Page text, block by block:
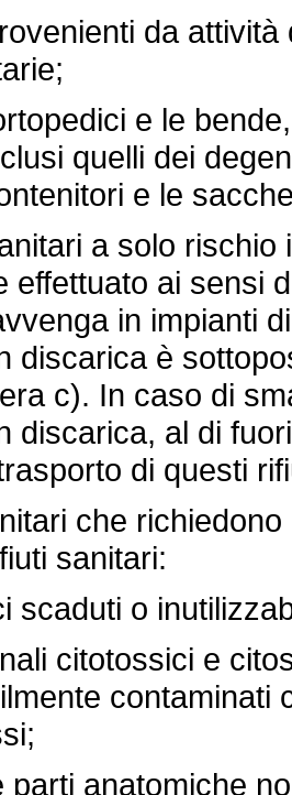
da attività
e le
quelli dei
e le
a solo rischio
effettuato ai sensi
in impianti
discarica è
c). In caso di
discarica, al di
di questi
che richiedono
sanitari:
o
citotossici e
contaminati
anatomiche